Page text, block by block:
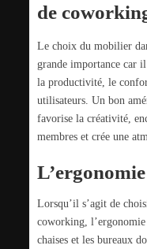
de
Le choix du mobilier
grande importance car
la productivité, le
utilisateurs. Un bon
favorise la créativité,
membres et crée une
Lorsqu’il s’agit de
coworking,
chaises et les bureaux